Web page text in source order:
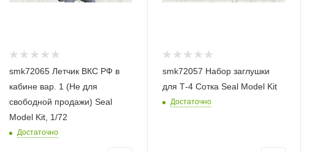
smk72065 Летчик ВКС РФ в
кабине вар. 1 (Не для
свободной продажи) Seal
Model Kit, 1/72
Достаточно
smk72057 Набор заглушки
для Т-4 Сотка Seal Model Kit
Достаточно